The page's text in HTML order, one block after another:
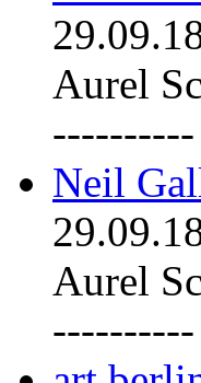
Aurel
----------
Neil
Aurel
----------